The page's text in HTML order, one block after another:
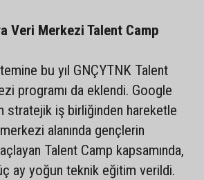
Veri Merkezi Talent Camp
bu yıl GNÇYTNK Talent
programı da eklendi. Google
stratejik iş birliğinden hareketle
alanında gençlerin
Talent Camp kapsamında,
ay yoğun teknik eğitim verildi.